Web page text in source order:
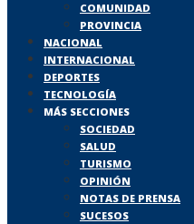
COMUNIDAD
PROVINCIA
NACIONAL
INTERNACIONAL
DEPORTES
TECNOLOGÍA
MÁS SECCIONES
SOCIEDAD
SALUD
TURISMO
OPINIÓN
NOTAS DE PRENSA
SUCESOS